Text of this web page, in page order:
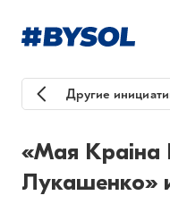
Другие
«Мая Краіна
Лукашенко»